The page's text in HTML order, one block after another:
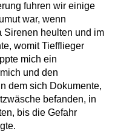
fuhren wir einige
war, wenn
Sirenen heulten und im
womit Tiefflieger
mich ein
und den
dem sich Dokumente,
befanden, in
bis die Gefahr